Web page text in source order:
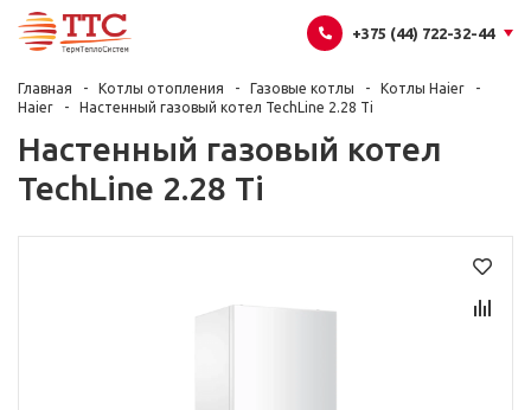
+375 (44) 722-32-44
Главная Котлы отопления Газовые котлы
Котлы Haier
Haier
Настенный газовый котел TechLine 2.28 Ti
Настенный газовый котел
TechLine 2.28 Ti